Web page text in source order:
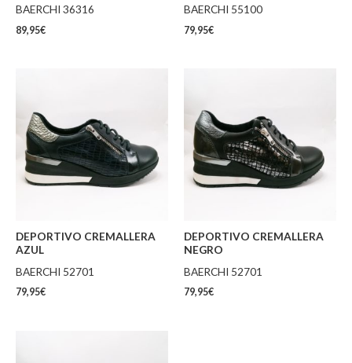
BAERCHI 36316
89,95€
BAERCHI 55100
79,95€
DEPORTIVO CREMALLERA
AZUL
BAERCHI 52701
79,95€
DEPORTIVO CREMALLERA
NEGRO
BAERCHI 52701
79,95€